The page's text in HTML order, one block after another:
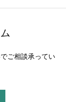
ご相談承ってい